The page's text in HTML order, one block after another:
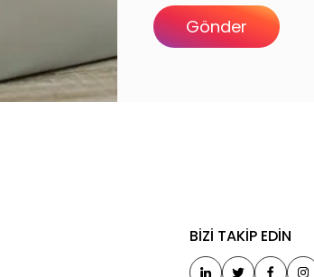
BİZİ TAKİP EDİN